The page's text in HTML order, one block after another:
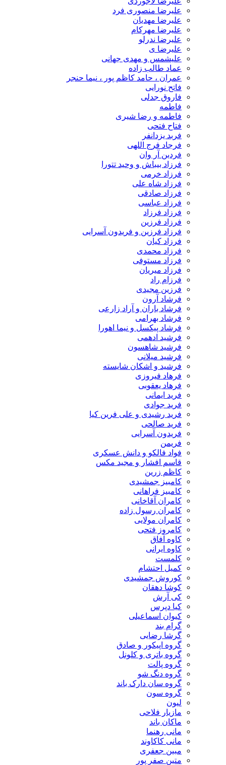
علیرضا منصوری فرد
علیرضا مهدیان
علیرضا مهرکام
علیرضا ندرلو
علیرضا ی
علیشمس و مهدی جهانی
عماد طالب زاده
عمران ، حامد کاظم پور ، نیما حنجر
فاتح نورایی
فاروق جدلی
فاطمه
فاطمه و رضا شیری
فتاح فتحی
فربد یزدانفر
فرجاد فرج اللهی
فردین آر وان
فرزاد بیباش و وحید تتورا
فرزاد خرمی
فرزاد شاه علی
فرزاد صادقی
فرزاد عباسی
فرزاد فرزاد
فرزاد فرزین
فرزاد فرزین و فریدون آسرایی
فرزاد کیان
فرزاد محمدی
فرزاد مستوفی
فرزاد میریان
فرزام راد
فرزین مجیدی
فرشاد آرون
فرشاد باران و آراد زارعی
فرشاد بهرامی
فرشاد پیکسل و نیما اهورا
فرشید ادهمی
فرشید شاهسون
فرشید میلانی
فرشید و اشکان شایسته
فرهاد فیروزی
فرهاد یعقوبی
فرید ایمانی
فرید جوادی
فرید رشیدی و علی فرین کیا
فرید صالحی
فریدون آسرایی
فریمن
فواد فالکو و دانش عسکری
قاسم افشار و مجید مکس
کاظم زرین
کامبیز جمشیدی
کامبیز فراهانی
کامران آقاخانی
کامران رسول زاده
کامران مولایی
کامروز فتحی
کاوه آفاق
کاوه ایرانی
کلمست
کمیل احتشام
کوروش جمشیدی
کوشا دهقان
کی آرش
کیا دپرس
کیوان اسماعیلی
گرام بند
گرشا رضایی
گروه اپیکور و صادق
گروه باتری و کلونل
گروه پالت
گروه دنگ شو
گروه سان دارک باند
گروه سون
لیون
مازیار فلاحی
ماکان باند
مانی رهنما
مانی کاکاوند
مبین جعفری
متین صفر پور